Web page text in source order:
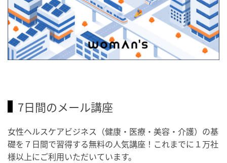
7日間のメール講座
女性ヘルスケアビジネス（健康・医療・美容・介護）の基
礎を７日間で習得する無料の人気講座！これまでに１万社
様以上にご利用いただいています。